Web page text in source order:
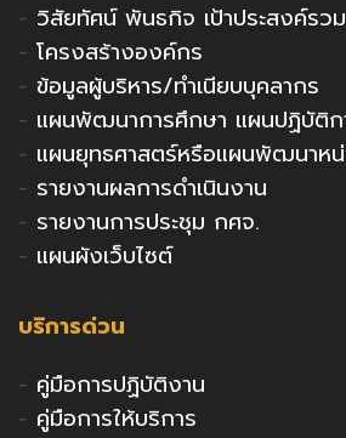
- วิสัยทัศน์ พันธกิจ เป้าประสงค์รวม
- โครงสร้างองค์กร
- ข้อมูลผู้บริหาร/ทำเนียบบุคลากร
- แผนพัฒนาการศึกษา แผนปฏิบัติก
- แผนยุทธศาสตร์หรือแผนพัฒนาห
- รายงานผลการดำเนินงาน
- รายงานการประชุม กศจ.
- แผนผังเว็บไซต์
บริการด่วน
- คู่มือการปฏิบัติงาน
- คู่มือการให้บริการ